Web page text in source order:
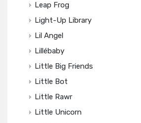
Leap Frog
Light-Up Library
Lil Angel
Lillébaby
Little Big Friends
Little Bot
Little Rawr
Little Unicorn